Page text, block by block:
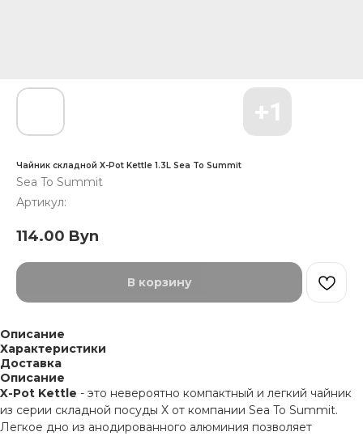
Чайник складной X-Pot Kettle 1.3L Sea To Summit
Sea To Summit
Артикул:
114.00 Byn
В корзину
Описание
Характеристики
Доставка
Описание
X-Pot Kettle - это невероятно компактный и легкий чайник
из серии складной посуды X от компании Sea To Summit.
Легкое дно из анодированного алюминия позволяет